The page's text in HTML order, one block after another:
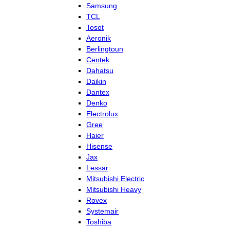
Samsung
TCL
Tosot
Aeronik
Berlingtoun
Centek
Dahatsu
Daikin
Dantex
Denko
Electrolux
Gree
Haier
Hisense
Jax
Lessar
Mitsubishi Electric
Mitsubishi Heavy
Rovex
Systemair
Toshiba